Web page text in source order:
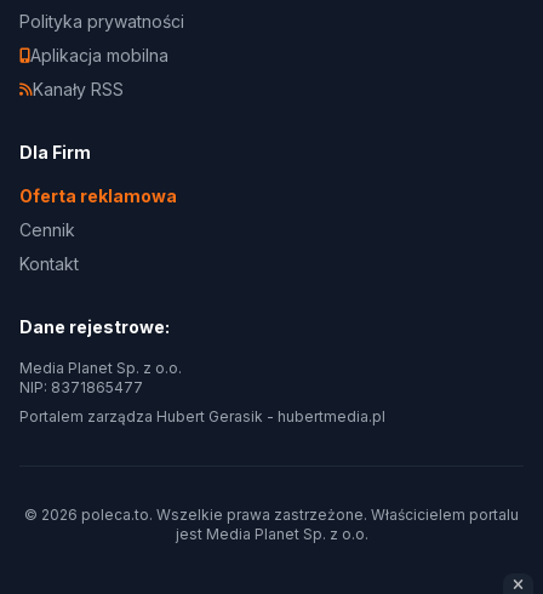
Polityka prywatności
Aplikacja mobilna
Kanały RSS
Dla Firm
Oferta reklamowa
Cennik
Kontakt
Dane rejestrowe:
Media Planet Sp. z o.o.
NIP: 8371865477
Portalem zarządza Hubert Gerasik - hubertmedia.pl
© 2026 poleca.to. Wszelkie prawa zastrzeżone. Właścicielem portalu
jest Media Planet Sp. z o.o.